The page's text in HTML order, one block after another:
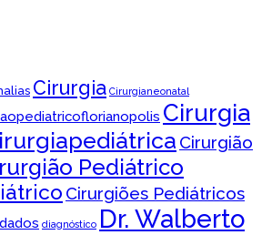
Cirurgia Cirurgianeonatal
Cirurgia
Cirurgião
Pediátrico
Cirurgiões Pediátricos
diagnóstico Dr. Walberto